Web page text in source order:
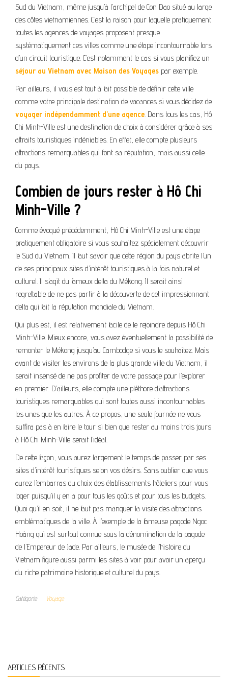
Sud du Vietnam, même jusqu’à l’archipel de Con Dao situé au large
des côtes vietnamiennes. C’est la raison pour laquelle pratiquement
toutes les agences de voyages proposent presque
systématiquement ces villes comme une étape incontournable lors
d’un circuit touristique. C’est notamment le cas si vous planifiez un
séjour au Vietnam avec Maison des Voyages par exemple.
Par ailleurs, il vous est tout à fait possible de définir cette ville
comme votre principale destination de vacances si vous décidez de
voyager indépendamment d’une agence. Dans tous les cas, Hô
Chi Minh-Ville est une destination de choix à considérer grâce à ses
attraits touristiques indéniables. En effet, elle compte plusieurs
attractions remarquables qui font sa réputation, mais aussi celle
du pays.
Combien de jours rester à Hô Chi
Minh-Ville ?
Comme évoqué précédemment, Hô Chi Minh-Ville est une étape
pratiquement obligatoire si vous souhaitez spécialement découvrir
le Sud du Vietnam. Il faut savoir que cette région du pays abrite l’un
de ses principaux sites d’intérêt touristiques à la fois naturel et
culturel. Il s’agit du fameux delta du Mékong. Il serait ainsi
regrettable de ne pas partir à la découverte de cet impressionnant
delta qui fait la réputation mondiale du Vietnam.
Qui plus est, il est relativement facile de le rejoindre depuis Hô Chi
Minh-Ville. Mieux encore, vous avez éventuellement la possibilité de
remonter le Mékong jusqu’au Cambodge si vous le souhaitez. Mais
avant de visiter les environs de la plus grande ville du Vietnam, il
serait insensé de ne pas profiter de votre passage pour l’explorer
en premier. D’ailleurs, elle compte une pléthore d’attractions
touristiques remarquables qui sont toutes aussi incontournables
les unes que les autres. À ce propos, une seule journée ne vous
suffira pas à en faire le tour si bien que rester au moins trois jours
à Hô Chi Minh-Ville serait l’idéal.
De cette façon, vous aurez largement le temps de passer par ses
sites d’intérêt touristiques selon vos désirs. Sans oublier que vous
aurez l’embarras du choix des établissements hôteliers pour vous
loger puisqu’il y en a pour tous les goûts et pour tous les budgets.
Quoi qu’il en soit, il ne faut pas manquer la visite des attractions
emblématiques de la ville. À l’exemple de la fameuse pagode Ngoc
Hoàng qui est surtout connue sous la dénomination de la pagode
de l’Empereur de Jade. Par ailleurs, le musée de l’histoire du
Vietnam figure aussi parmi les sites à voir pour avoir un aperçu
du riche patrimoine historique et culturel du pays.
Catégorie Voyage
ARTICLES RÉCENTS